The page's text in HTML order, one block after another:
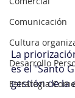
Comunicación
Cultura
Desarrollo
Estrategia
La
es el "Santo
gestión de la